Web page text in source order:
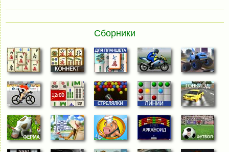
Сборники